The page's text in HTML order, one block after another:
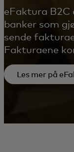
eFaktura B2C
banker som
sende
Fakturaene
Les mer på